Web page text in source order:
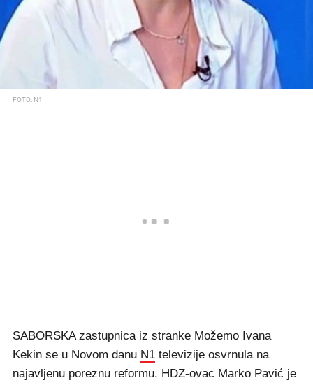
FOTO: N1
SABORSKA zastupnica iz stranke Možemo Ivana
Kekin se u Novom danu N1 televizije osvrnula na
najavljenu poreznu reformu. HDZ-ovac Marko Pavić je